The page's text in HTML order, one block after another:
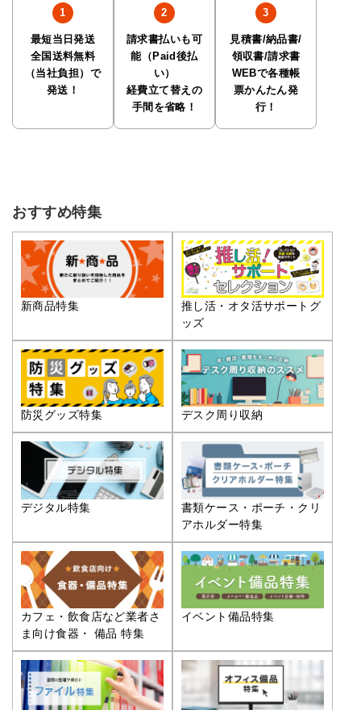
最短当日発送
全国送料無料
（当社負担）で
発送！
請求書払いも可
能（Paid後払
い）
経費立て替えの
手間を省略！
見積書/納品書/
領収書/請求書
WEBで各種帳
票かんたん発
行！
おすすめ特集
新商品特集
推し活・オタ活サポートグ
ッズ
防災グッズ特集 デスク周り収納
デジタル特集
書類ケース・ポーチ・クリ
アホルダー特集
カフェ・飲食店など業者さ
ま向け食器・ 備品 特集
イベント備品特集